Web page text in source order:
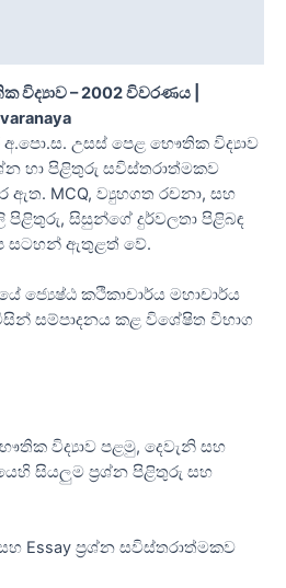
– 2002 විවරණය |
අ.පො.ස. උසස් පෙළ භෞතික විද්‍යාව
හා පිළිතුරු සවිස්තරාත්මකව
MCQ, ව්‍යුහගත රචනා, සහ
පිළිතුරු, සිසුන්ගේ දුර්වලතා පිළිබඳ
සටහන් ඇතුළත් වේ.
ජ්‍යෙෂ්ඨ කථිකාචාර්ය මහාචාර්ය
සම්පාදනය කළ විශේෂිත විභාග
විද්‍යාව පළමු, දෙවැනි සහ
සියලුම ප්‍රශ්න පිළිතුරු සහ
සහ Essay ප්‍රශ්න සවිස්තරාත්මකව